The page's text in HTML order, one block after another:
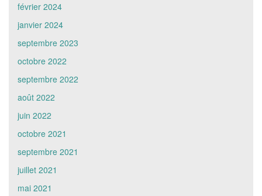
février 2024
janvier 2024
septembre 2023
octobre 2022
septembre 2022
août 2022
juin 2022
octobre 2021
septembre 2021
juillet 2021
mai 2021